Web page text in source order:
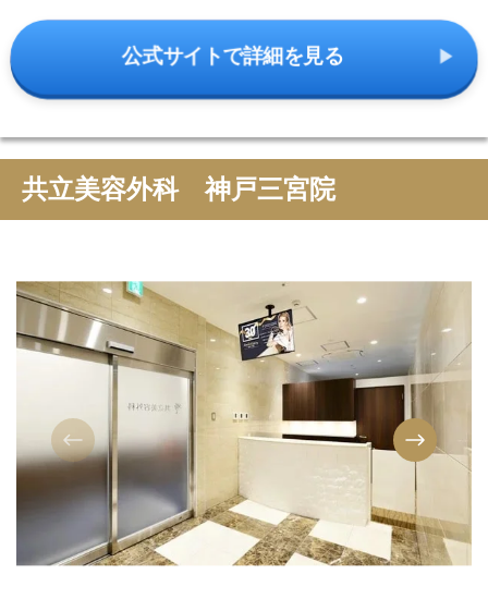
公式サイトで詳細を見る
共立美容外科 神戸三宮院